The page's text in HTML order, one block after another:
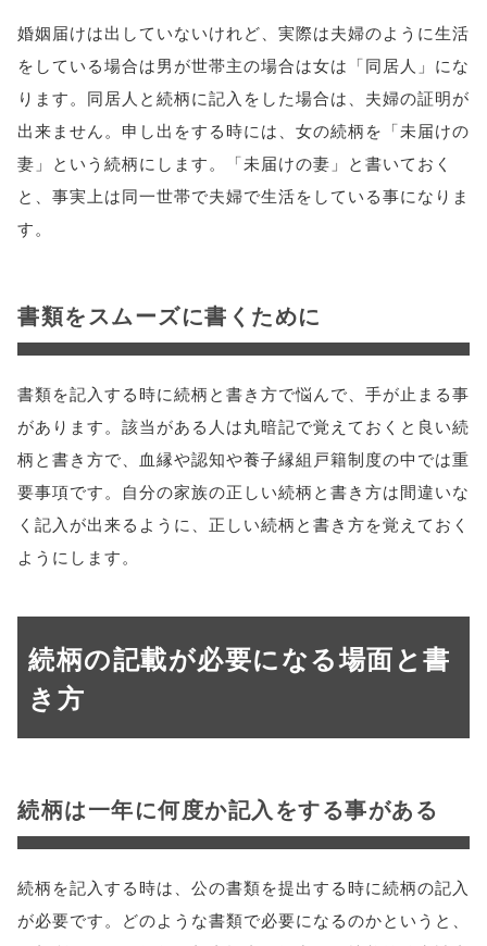
婚姻届けは出していないけれど、実際は夫婦のように生活
をしている場合は男が世帯主の場合は女は「同居人」にな
ります。同居人と続柄に記入をした場合は、夫婦の証明が
出来ません。申し出をする時には、女の続柄を「未届けの
妻」という続柄にします。「未届けの妻」と書いておく
と、事実上は同一世帯で夫婦で生活をしている事になりま
す。
書類をスムーズに書くために
書類を記入する時に続柄と書き方で悩んで、手が止まる事
があります。該当がある人は丸暗記で覚えておくと良い続
柄と書き方で、血縁や認知や養子縁組戸籍制度の中では重
要事項です。自分の家族の正しい続柄と書き方は間違いな
く記入が出来るように、正しい続柄と書き方を覚えておく
ようにします。
続柄の記載が必要になる場面と書
き方
続柄は一年に何度か記入をする事がある
続柄を記入する時は、公の書類を提出する時に続柄の記入
が必要です。どのような書類で必要になるのかというと、